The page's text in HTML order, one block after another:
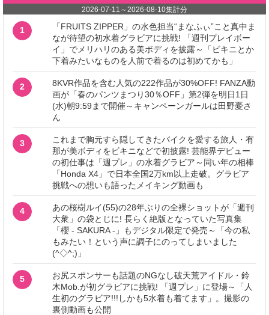
2026-07-11 ～2026-08-10集計分
1
「FRUITS ZIPPER」の水色担当“まなふぃ”こと真中ま
なが待望の初水着グラビアに挑戦! 「週刊プレイボー
イ」でメリハリのある美ボディを披露～「ビキニとか
下着みたいなものを人前で着るのは初めてかも」
2
8KVR作品を含む人気の222作品が30%OFF! FANZA動
画が「春のパンツまつり30％OFF」第2弾を明日1日
(水)朝9:59まで開催～キャンペーンガールは田野憂さ
ん
3
これまで胸元すら隠してきたバイクを愛する旅人・有
那が美ボディをビキニなどで初披露! 芸能界デビュー
の初仕事は「週プレ」の水着グラビア～同い年の相棒
「Honda X4」で日本全国2万km以上走破。グラビア
挑戦への想いも語ったメイキング動画も
4
あの桜樹ルイ(55)の28年ぶりの全裸ショットが「週刊
大衆」の袋とじに! 長らく絶版となっていた写真集
「櫻 - SAKURA -」もデジタル限定で発売～「今の私
もみたい！という声に調子にのってしまいました
(^◇^;)」
5
お尻スポンサーも話題のNGなし破天荒アイドル・鈴
木Mob.が初グラビアに挑戦! 「週プレ」に登場～「人
生初のグラビア!!!しかも5水着も着てます」。撮影の
裏側動画も公開